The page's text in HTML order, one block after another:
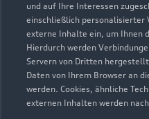
und auf Ihre Interessen
einschließlich personalisierter
externe Inhalte ein, um Ihnen
Hierdurch werden
Servern von Dritten
Daten von Ihrem Browser an
werden. Cookies, ähnliche
externen Inhalten werden